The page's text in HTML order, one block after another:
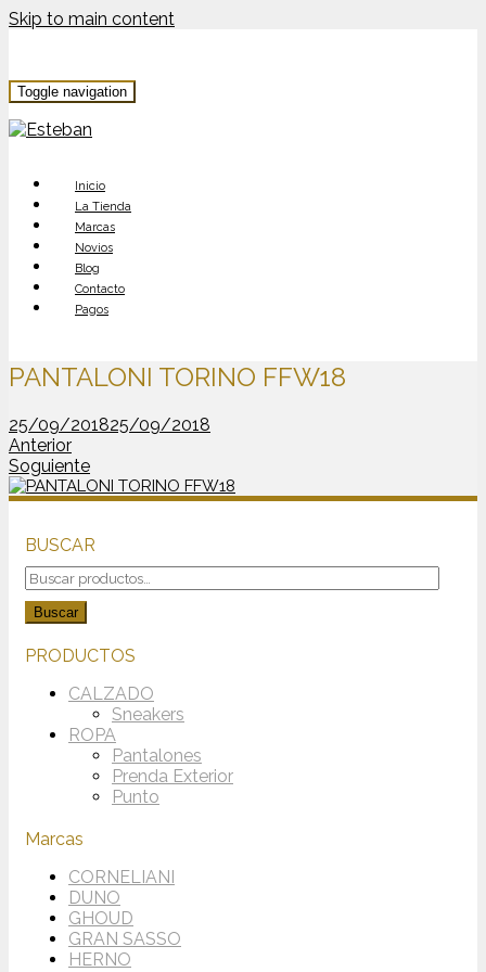
Skip to main content
Toggle navigation
Inicio
La Tienda
Marcas
Novios
Blog
Contacto
Pagos
PANTALONI TORINO FFW18
25/09/201825/09/2018
Anterior
Soguiente
BUSCAR
Buscar
por:
Buscar
PRODUCTOS
CALZADO
Sneakers
ROPA
Pantalones
Prenda Exterior
Punto
Marcas
CORNELIANI
DUNO
GHOUD
GRAN SASSO
HERNO